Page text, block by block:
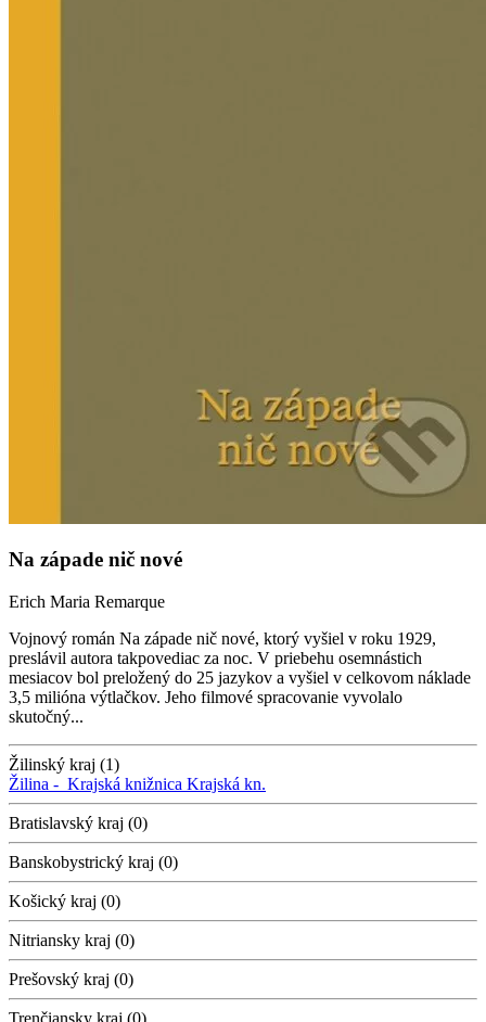
Na západe nič nové
Erich Maria Remarque
Vojnový román Na západe nič nové, ktorý vyšiel v roku 1929,
preslávil autora takpovediac za noc. V priebehu osemnástich
mesiacov bol preložený do 25 jazykov a vyšiel v celkovom náklade
3,5 milióna výtlačkov. Jeho filmové spracovanie vyvolalo
skutočný...
Žilinský kraj (1)
Žilina - Krajská knižnica Krajská kn.
Bratislavský kraj (0)
Banskobystrický kraj (0)
Košický kraj (0)
Nitriansky kraj (0)
Prešovský kraj (0)
Trenčiansky kraj (0)